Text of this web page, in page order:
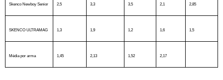
Skenco Newboy Senior 2,5 3,3 3,5 2,1 2,85
SKENCO ULTRAMAG 1,3 1,9 1,2 1,6 1,5
Média por arma 1,45 2,13 1,52 2,17